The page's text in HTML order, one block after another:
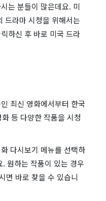
는 분들이 많은데요. 미
드라마 시청을 위해서는
하신 후 바로 미국 드라
최신 영화에서부터 한국
등 다양한 작품을 시청
다시보기 메뉴를 선택하
원하는 작품이 있는 경우
면 바로 찾을 수 있습니